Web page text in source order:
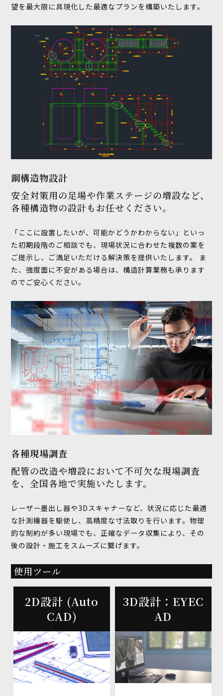
望を最大限に具現化した最適なプランを構築いたします。
鋼構造物設計
安全対策用の足場や作業ステージの増設など、
各種構造物の設計もお任せください。
「ここに設置したいが、可能かどうかわからない」といっ
た初期段階のご相談でも、現場状況に合わせた複数の案を
ご提示し、ご満足いただける解決策を提供いたします。 ま
た、強度面に不安がある場合は、構造計算業務も承ります
のでご安心ください。
各種現場調査
配管の改造や増設において不可欠な現場調査
を、全国各地で実施いたします。
レーザー墨出し器や3Dスキャナーなど、状況に応じた最適
な計測機器を駆使し、高精度な寸法取りを行います。物理
的な制約が多い現場でも、正確なデータ収集により、その
後の設計・施工をスムーズに繋げます。
使用ツール
2D設計 (Auto
CAD)
3D設計：EYEC
AD